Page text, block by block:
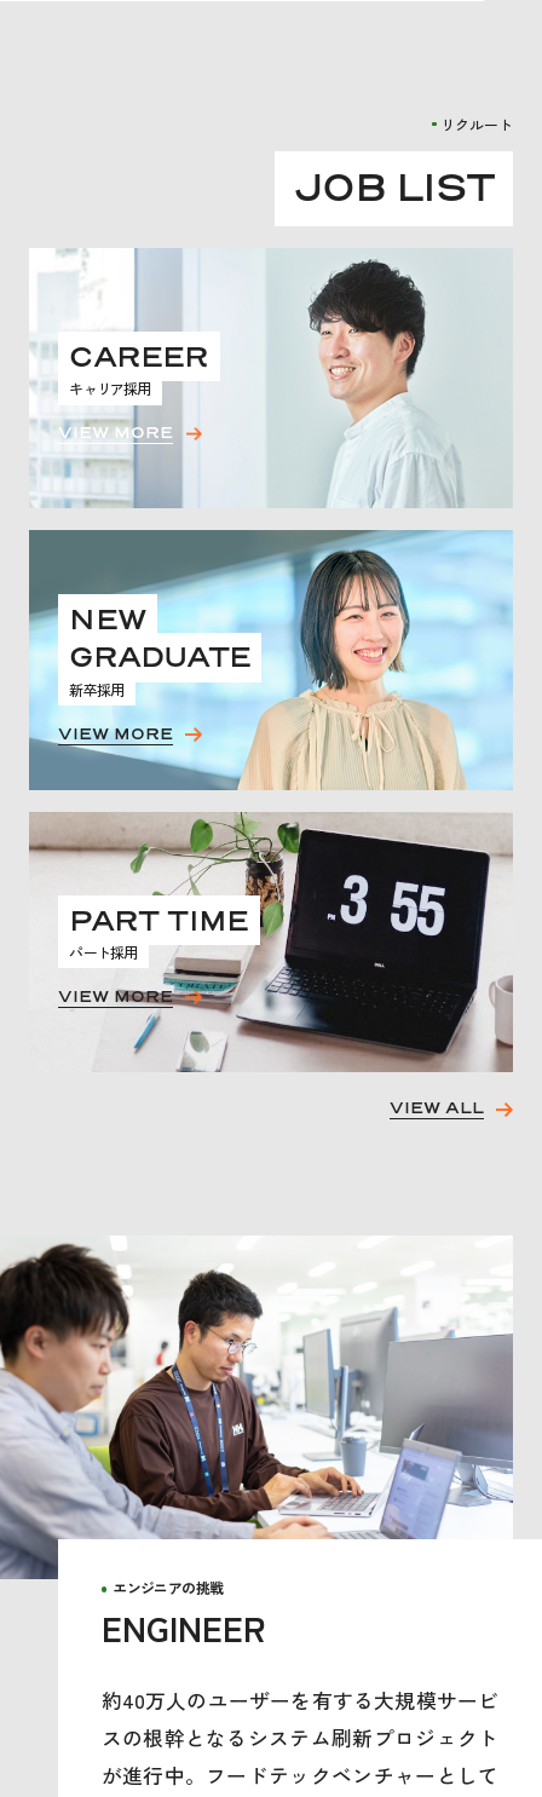
リクルート
CAREER
キャリア採用
VIEW MORE
NEW
GRADUATE
新卒採用
VIEW MORE
PART TIME
パート採用
VIEW MORE
JOB LIST
VIEW ALL
エンジニアの挑戦
ENGINEER
約40万人のユーザーを有する大規模サービ
スの根幹となるシステム刷新プロジェクト
が進行中。フードテックベンチャーとして